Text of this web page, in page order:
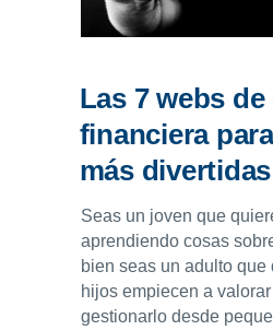
Las 7 webs
financiera
más
Seas un joven que
aprendiendo cosas
bien seas un adulto que
hijos empiecen a
gestionarlo desde